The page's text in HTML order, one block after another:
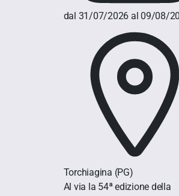
dal 31/07/2026 al 09/08/
Torchiagina (PG)
Al via la 54ª edizione della